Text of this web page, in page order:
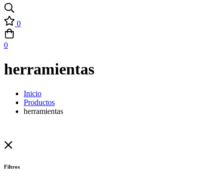
0
0
herramientas
Inicio
Productos
herramientas
Filtros